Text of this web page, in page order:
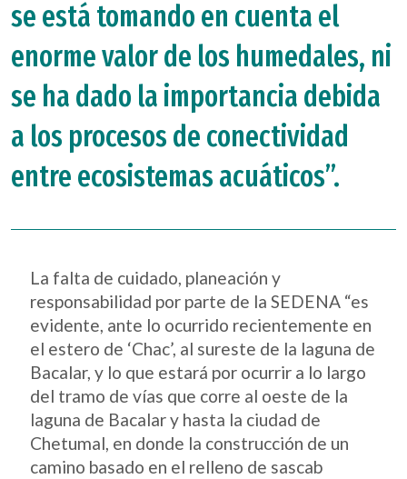
se está tomando en cuenta el
enorme valor de los humedales, ni
se ha dado la importancia debida
a los procesos de conectividad
entre ecosistemas acuáticos”.
La falta de cuidado, planeación y
responsabilidad por parte de la SEDENA “es
evidente, ante lo ocurrido recientemente en
el estero de ‘Chac’, al sureste de la laguna de
Bacalar, y lo que estará por ocurrir a lo largo
del tramo de vías que corre al oeste de la
laguna de Bacalar y hasta la ciudad de
Chetumal, en donde la construcción de un
camino basado en el relleno de sascab